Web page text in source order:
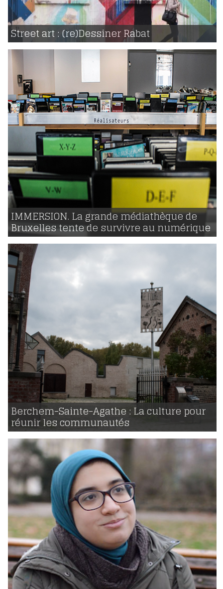
Street art : (re)Dessiner Rabat
voir
04 | 05 | 2018
1093
IMMERSION. La grande médiathèque de
Bruxelles tente de survivre au numérique
voir
16 | 02 | 2018
2835
Berchem-Sainte-Agathe : La culture pour
réunir les communautés
voir
03 | 01 | 2018
2708